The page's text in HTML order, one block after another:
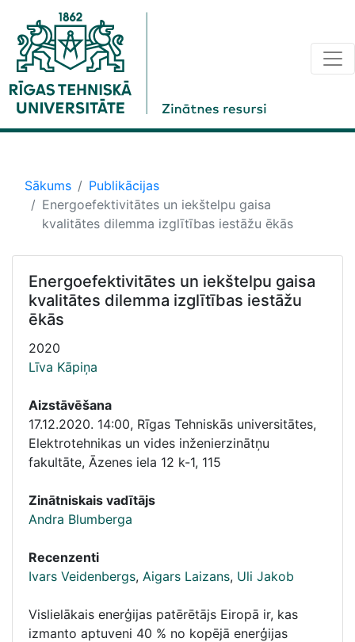
Sākums
Publikācijas
Energoefektivitātes un iekštelpu gaisa
kvalitātes dilemma izglītības iestāžu ēkās
Energoefektivitātes un iekštelpu gaisa
kvalitātes dilemma izglītības iestāžu
ēkās
2020
Līva Kāpiņa
Aizstāvēšana
17.12.2020. 14:00, Rīgas Tehniskās universitātes,
Elektrotehnikas un vides inženierzinātņu
fakultāte, Āzenes iela 12 k-1, 115
Zinātniskais vadītājs
Andra Blumberga
Recenzenti
Ivars Veidenbergs, Aigars Laizans, Uli Jakob
Vislielākais enerģijas patērētājs Eiropā ir, kas
izmanto aptuveni 40 % no kopējā enerģijas